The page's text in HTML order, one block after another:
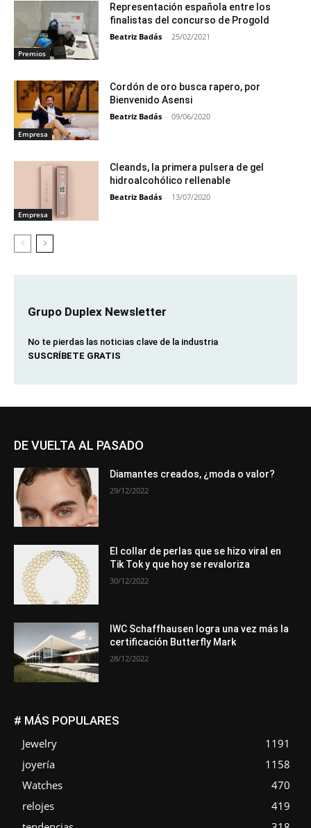
Premios
Representación española entre los
finalistas del concurso de Progold
Beatriz Badás - 25/02/2021
Empresa
Cordón de oro busca rapero, por
Bienvenido Asensi
Beatriz Badás - 09/06/2020
Empresa
Cleands, la primera pulsera de gel
hidroalcohólico rellenable
Beatriz Badás - 13/07/2020
Grupo Duplex Newsletter
No te pierdas las noticias clave de la industria
SUSCRÍBETE GRATIS
DE VUELTA AL PASADO
Diamantes creados, ¿moda o valor?
29/12/2022
El collar de perlas que se hizo viral en
Tik Tok y que hoy se revaloriza
30/12/2022
IWC Schaffhausen logra una vez más la
certificación Butterfly Mark
28/12/2022
# MÁS POPULARES
Jewelry
1191
joyería
1158
Watches
470
relojes
419